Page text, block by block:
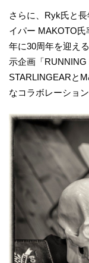
さらに、Ryk氏と
イパー MAKOTO
年に30周年を迎え
示企画「
STARLINGEARと
なコラボレーショ